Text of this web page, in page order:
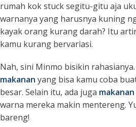
rumah kokstucksegitu-gitu aja
warnanya yang harusnya kuning
kayak orang kurang darah? Itu
kamu kurang bervariasi.
Nah, sini Minmo bisikin
makanan yang bisa kamu coba
besar. Selain itu, ada juga makanan
warna mereka makin mentereng.
bareng!